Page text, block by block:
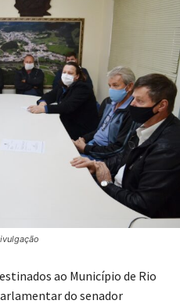
ao Município de Rio
do senador